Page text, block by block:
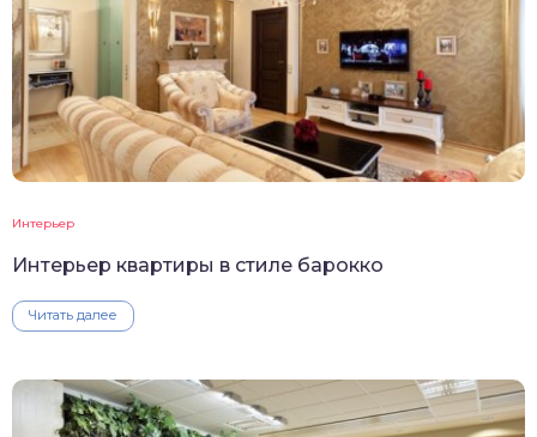
Интерьер
Интерьер квартиры в стиле барокко
Читать далее